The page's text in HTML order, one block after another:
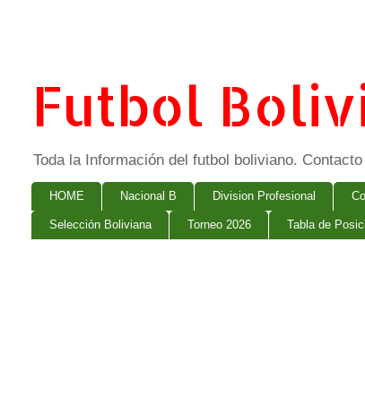
Futbol
Toda la Información del futbol boliviano.
HOME Nacional B Division Profesional
Selección Boliviana Torneo 2026 Tabla de